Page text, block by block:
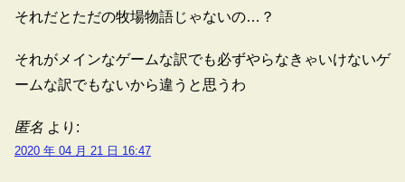
それだとただの牧場物語じゃないの…？
それがメインなゲームな訳でも必ずやらなきゃいけないゲ
ームな訳でもないから違うと思うわ
匿名 より:
2020 年 04 月 21 日 16:47